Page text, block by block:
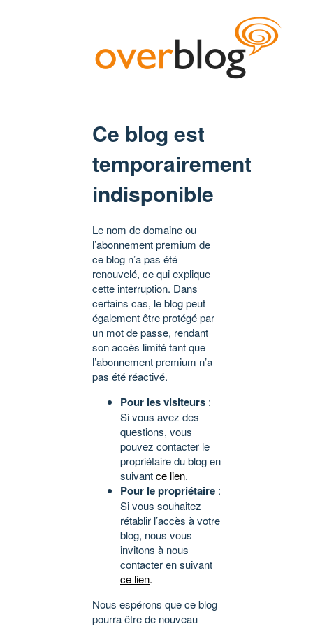
Ce blog est
temporairement
indisponible
Le nom de domaine ou
l’abonnement premium de
ce blog n’a pas été
renouvelé, ce qui explique
cette interruption. Dans
certains cas, le blog peut
également être protégé par
un mot de passe, rendant
son accès limité tant que
l’abonnement premium n’a
pas été réactivé.
Pour les visiteurs :
Si vous avez des
questions, vous
pouvez contacter le
propriétaire du blog en
suivantce lien.
Pour le propriétaire :
Si vous souhaitez
rétablir l’accès à votre
blog, nous vous
invitons à nous
contacter en suivant
ce lien.
Nous espérons que ce blog
pourra être de nouveau